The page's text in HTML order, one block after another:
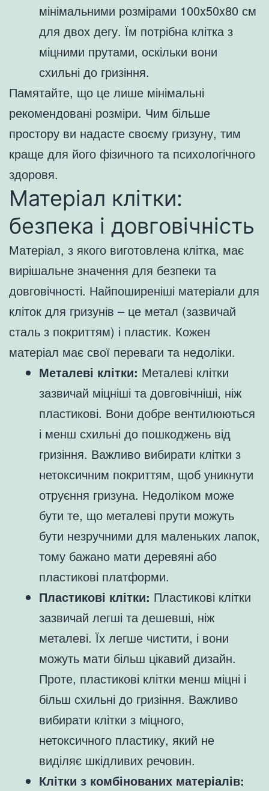
мінімальними розмірами 100x50x80 см
для двох дегу. Їм потрібна клітка з
міцними прутами, оскільки вони
схильні до гризіння.
Памятайте, що це лише мінімальні
рекомендовані розміри. Чим більше
простору ви надасте своєму гризуну, тим
краще для його фізичного та психологічного
здоровя.
Матеріал клітки:
безпека і довговічність
Матеріал, з якого виготовлена клітка, має
вирішальне значення для безпеки та
довговічності. Найпоширеніші матеріали для
кліток для гризунів – це метал (зазвичай
сталь з покриттям) і пластик. Кожен
матеріал має свої переваги та недоліки.
Металеві клітки: Металеві клітки
зазвичай міцніші та довговічніші, ніж
пластикові. Вони добре вентилюються
і менш схильні до пошкоджень від
гризіння. Важливо вибирати клітки з
нетоксичним покриттям, щоб уникнути
отруєння гризуна. Недоліком може
бути те, що металеві прути можуть
бути незручними для маленьких лапок,
тому бажано мати деревяні або
пластикові платформи.
Пластикові клітки: Пластикові клітки
зазвичай легші та дешевші, ніж
металеві. Їх легше чистити, і вони
можуть мати більш цікавий дизайн.
Проте, пластикові клітки менш міцні і
більш схильні до гризіння. Важливо
вибирати клітки з міцного,
нетоксичного пластику, який не
виділяє шкідливих речовин.
Клітки з комбінованих матеріалів: